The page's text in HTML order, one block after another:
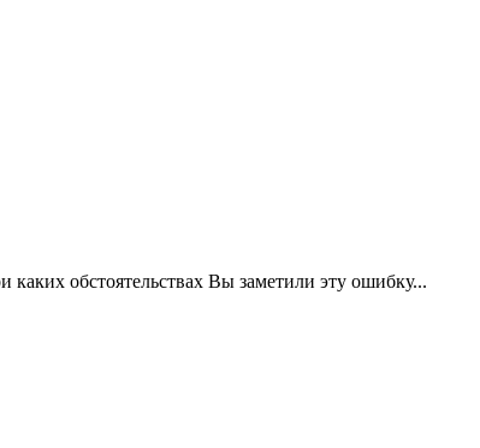
обстоятельствах Вы заметили эту ошибку...